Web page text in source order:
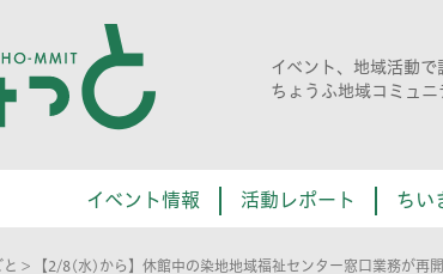
イベント、地域活動で
ちょうふ地域コミュニ
イベント情報 活動レポート ちい
> 【2/8(水)から】休館中の染地地域福祉センター窓口業務が再